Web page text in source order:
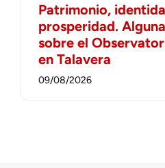
Patrimonio,
prosperidad.
sobre el
en Talavera
09/08/2026